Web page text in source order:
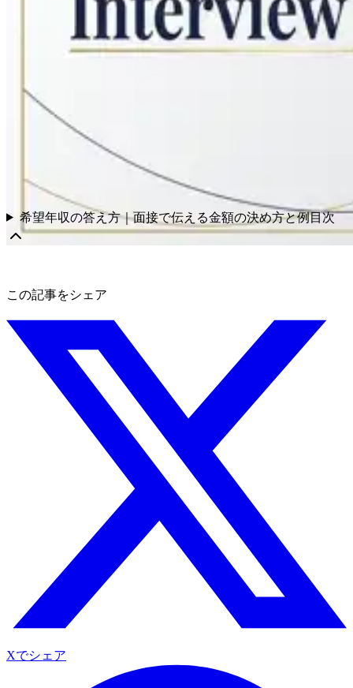
希望年収の答え方｜面接で伝える金額の決め方と例目次
この記事をシェア
Xでシェア